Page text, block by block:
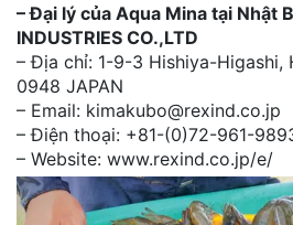
– Đại lý của Aqua Mina tại Nhật
INDUSTRIES CO.,LTD
– Địa chỉ: 1-9-3 Hishiya-Higashi,
0948 JAPAN
– Email: kimakubo@rexind.co.jp
– Điện thoại: +81-(0)72-961-
– Website: www.rexind.co.jp/e/